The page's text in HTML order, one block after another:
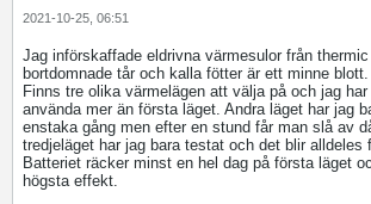
2021-10-25, 06:51
Jag införskaffade eldrivna värmesulor från
bortdomnade tår och kalla fötter är ett minne blott.
Finns tre olika värmelägen att välja på och jag
använda mer än första läget. Andra läget har jag
enstaka gång men efter en stund får man slå av
tredjeläget har jag bara testat och det blir alldeles
Batteriet räcker minst en hel dag på första läget
högsta effekt.